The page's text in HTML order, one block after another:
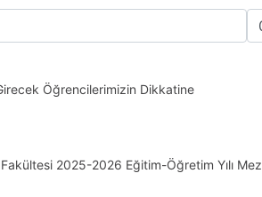
Öğrencilerimizin Dikkatine
2025-2026 Eğitim-Öğretim Yılı